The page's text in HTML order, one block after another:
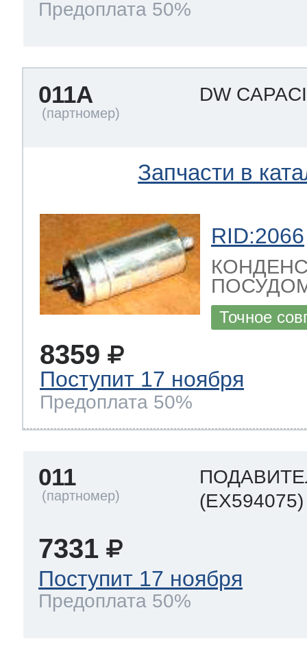
Предоплата 50%
011A DW
Запчасти в
RID:2066
Точное
8359
Поступит 17 ноября
Предоплата 50%
011
(EX594075)
7331
Поступит 17 ноября
Предоплата 50%